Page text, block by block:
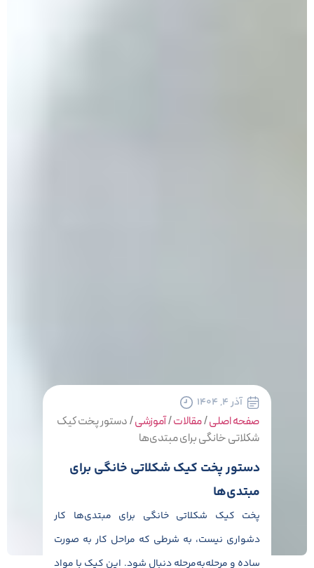
آذر ۴, ۱۴۰۴
صفحه اصلی/مقالات/آموزشی/دستور پخت کیک
شکلاتی خانگی برای مبتدی‌ها
دستور پخت کیک شکلاتی خانگی برای
مبتدی‌ها
پخت کیک شکلاتی خانگی برای مبتدی‌ها کار
دشواری نیست، به شرطی که مراحل کار به صورت
ساده و مرحله‌به‌مرحله دنبال شود. این کیک با مواد